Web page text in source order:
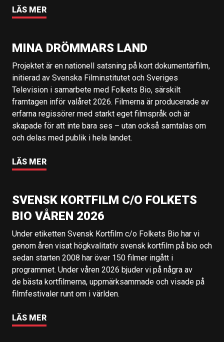
LÄS MER
MINA DRÖMMARS LAND
Projektet är en nationell satsning på kort dokumentärfilm,
initierad av Svenska Filminstitutet och Sveriges
Television i samarbete med Folkets Bio, särskilt
framtagen inför valåret 2026. Filmerna är producerade av
erfarna regissörer med starkt eget filmspråk och är
skapade för att inte bara ses – utan också samtalas om
och delas med publik i hela landet.
LÄS MER
SVENSK KORTFILM C/O FOLKETS
BIO VÅREN 2026
Under etiketten Svensk Kortfilm c/o Folkets Bio har vi
genom åren visat högkvalitativ svensk kortfilm på bio och
sedan starten 2008 har över 150 filmer ingått i
programmet. Under våren 2026 bjuder vi på några av
de bästa kortfilmerna, uppmärksammade och visade på
filmfestivaler runt om i världen.
LÄS MER